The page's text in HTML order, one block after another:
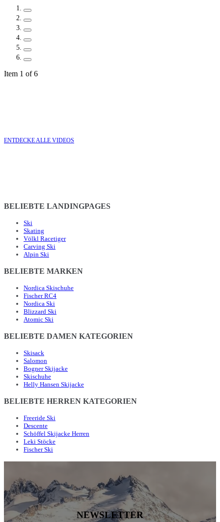
Item 1 of 6
ENTDECKE ALLE VIDEOS
BELIEBTE LANDINGPAGES
Ski
Skating
Völkl Racetiger
Carving Ski
Alpin Ski
BELIEBTE MARKEN
Nordica Skischuhe
Fischer RC4
Nordica Ski
Blizzard Ski
Atomic Ski
BELIEBTE DAMEN KATEGORIEN
Skisack
Salomon
Bogner Skijacke
Skischuhe
Helly Hansen Skijacke
BELIEBTE HERREN KATEGORIEN
Freeride Ski
Descente
Schöffel Skijacke Herren
Leki Stöcke
Fischer Ski
NEWSLETTER